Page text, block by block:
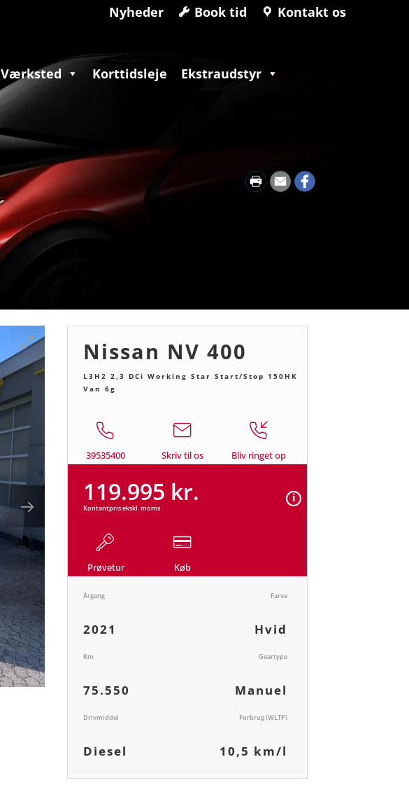
Nyheder Book tid Kontakt os
Værksted Korttidsleje
Ekstraudstyr
Nissan NV 400
L3H2 2,3 DCi Working Star Start/Stop 150HK
Van 6g
39535400 Skriv til os Bliv ringet op
119.995 kr.
Kontantpris ekskl. moms
Prøvetur Køb
Årgang
2021
Farve
Hvid
Km
75.550
Geartype
Manuel
Drivmiddel
Diesel
Forbrug (WLTP)
10,5 km/l